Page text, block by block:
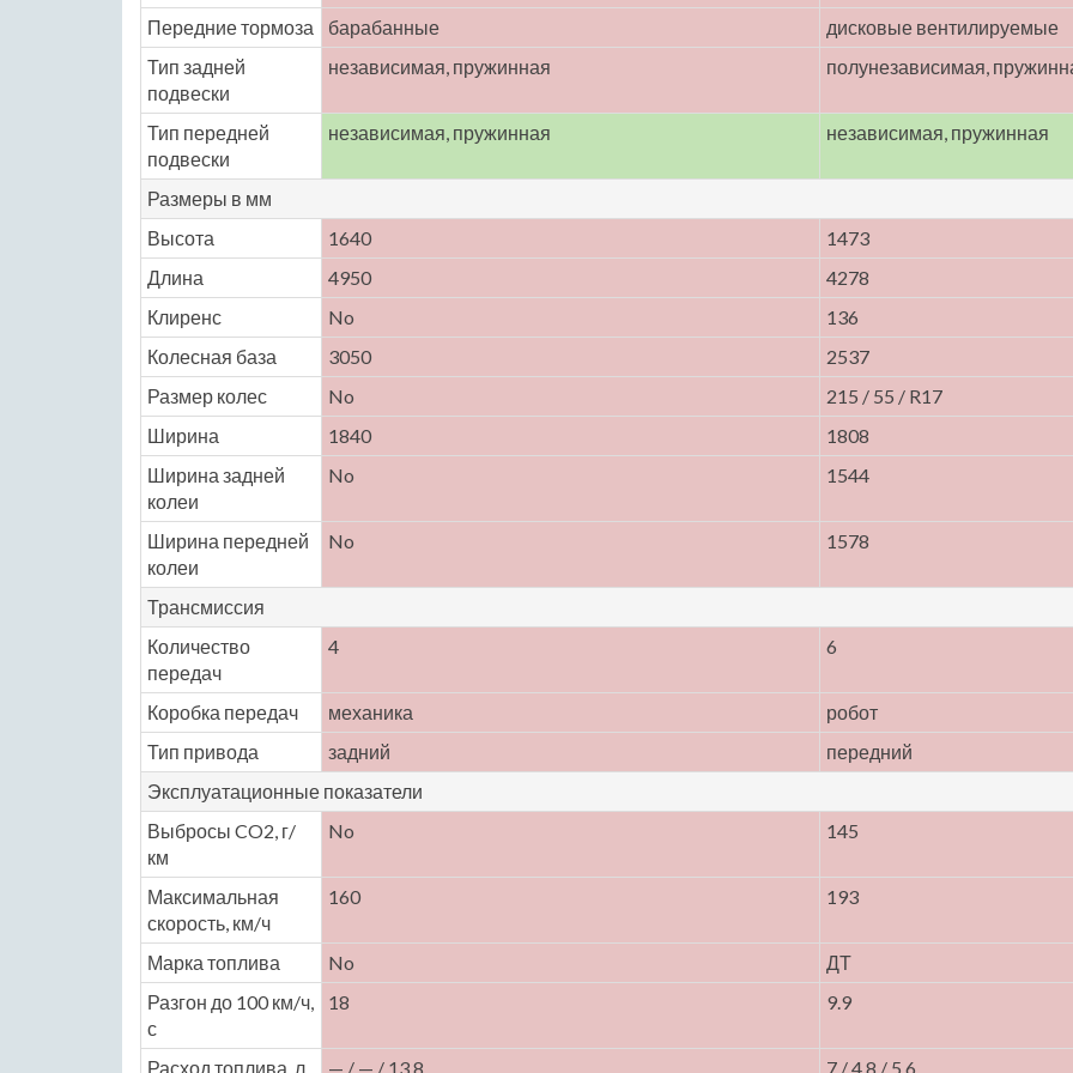
Передние тормоза барабанные
дисковые вентилируемые
Тип задней
подвески
независимая, пружинная полунезависимая,
Тип передней
подвески
независимая, пружинная независимая, пружинная
Размеры в мм
Высота
1640
1473
Длина
4950
4278
Клиренс
No
136
Колесная база
3050
2537
Размер колес
No
215 / 55 / R17
Ширина
1840
1808
Ширина задней
колеи
No 1544
Ширина передней
колеи
No 1578
Трансмиссия
Количество
передач
4 6
Коробка передач механика
робот
Тип привода
задний
передний
Эксплуатационные показатели
Выбросы CO2, г/
км
No 145
Максимальная
скорость, км/ч
160 193
Марка топлива No
ДТ
Разгон до 100 км/ч,
с
18 9.9
Расход топлива, л — / — / 13.8 7 / 4.8 / 5.6